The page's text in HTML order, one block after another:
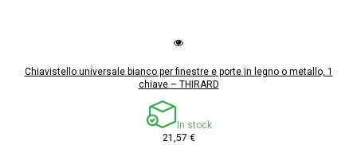
Chiavistello universale bianco per finestre e porte in legno o metallo, 1
chiave – THIRARD
In stock
21,57 €